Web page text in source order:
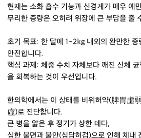
현재는 소화 흡수 기능과 신경계가 매우 예
무리한 증량은 오히려 위장에 큰 부담을 줄
초기 목표: 한 달에 1~2kg 내외의 완만한 증
안전합니다.
핵심 과제: 체중 수치 자체보다 깨진 신체
을 회복하는 것이 우선입니다.
한의학에서는 이 상태를 비위허약(脾胃虛
虛)로 진단합니다.
큰 병을 앓은 후 정기가 상한 데다,
심한 불면과 불안(심담허겁)으로 인해 체내